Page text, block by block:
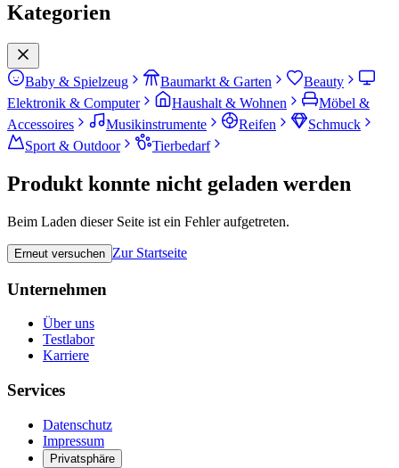
Kategorien
Baby & Spielzeug Baumarkt & Garten
Beauty
Elektronik & Computer
Haushalt & Wohnen
Möbel &
Accessoires
Musikinstrumente Reifen
Schmuck
Sport & Outdoor
Tierbedarf
Produkt konnte nicht geladen werden
Beim Laden dieser Seite ist ein Fehler aufgetreten.
Erneut versuchen Zur Startseite
Unternehmen
Über uns
Testlabor
Karriere
Services
Datenschutz
Impressum
Privatsphäre